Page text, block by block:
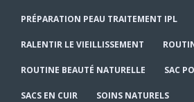
PRÉPARATION PEAU TRAITEMENT IPL
RALENTIR LE VIEILLISSEMENT
ROUTINE BEAUTÉ NATURELLE SAC
SACS EN CUIR SOINS NATURELS